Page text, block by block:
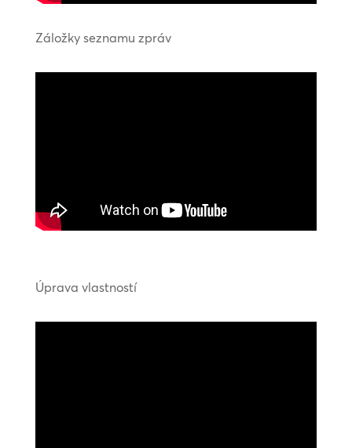
Záložky seznamu zpráv
Úprava vlastností